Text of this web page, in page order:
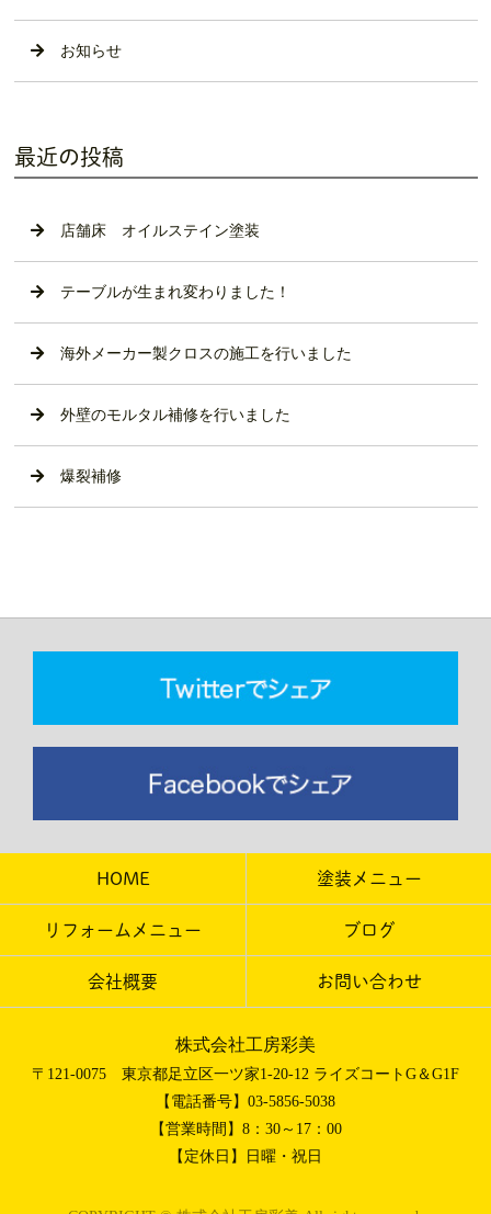
お知らせ
最近の投稿
店舗床 オイルステイン塗装
テーブルが生まれ変わりました！
海外メーカー製クロスの施工を行いました
外壁のモルタル補修を行いました
爆裂補修
HOME 塗装メニュー
リフォームメニュー ブログ
会社概要 お問い合わせ
株式会社工房彩美
〒121-0075 東京都足立区一ツ家1-20-12 ライズコートG＆G1F
【電話番号】03-5856-5038
【営業時間】8：30～17：00
【定休日】日曜・祝日